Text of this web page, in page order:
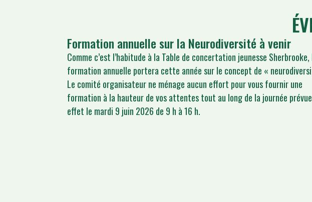
Formation annuelle sur la Neurodiversité à venir
Comme c’est l’habitude à la Table de concertation jeunesse Sherbrooke,
formation annuelle portera cette année sur le concept de «
Le comité organisateur ne ménage aucun effort pour vous fournir une
formation à la hauteur de vos attentes tout au long de la journée
effet le mardi 9 juin 2026 de 9 h à 16 h.